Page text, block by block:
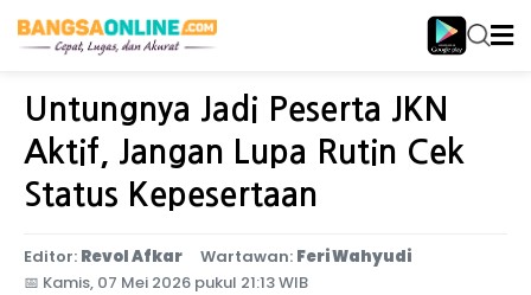
Home Jawa Timur
Untungnya Jadi Peserta JKN
Aktif, Jangan Lupa Rutin Cek
Status Kepesertaan
Editor: Revol Afkar Wartawan: Feri Wahyudi
📅 Kamis, 07 Mei 2026 pukul 21:13 WIB